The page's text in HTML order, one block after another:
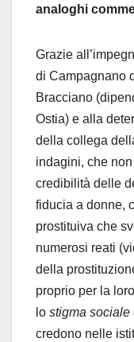
analoghi
Grazie
di Campagnano
Bracciano
Ostia) e alla
della collega
indagini, che
credibilità delle
fiducia a donne,
prostituiva che
numerosi reati
della
proprio per la
lo stigma sociale
credono nelle